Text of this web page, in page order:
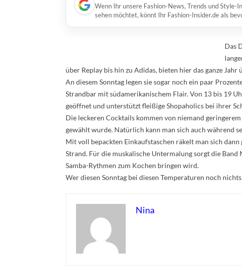
Wenn Ihr unsere Fashion-News, Trends und
sehen möchtet, könnt Ihr Fashion-Insider.de als
Das
über Replay bis hin zu Adidas, bieten hier das ganze
An diesem Sonntag legen sie sogar noch ein paar
Strandbar mit südamerikanischem Flair. Von 13 bis 19
geöffnet und unterstützt fleißige Shopaholics bei ihrer
Die leckeren Cocktails kommen von niemand
gewählt wurde. Natürlich kann man sich auch während
Mit voll bepackten Einkaufstaschen räkelt man sich
Strand. Für die muskalische Untermalung sorgt die
Samba-Rythmen zum Kochen bringen wird.
Wer diesen Sonntag bei diesen Temperaturen noch
Nina